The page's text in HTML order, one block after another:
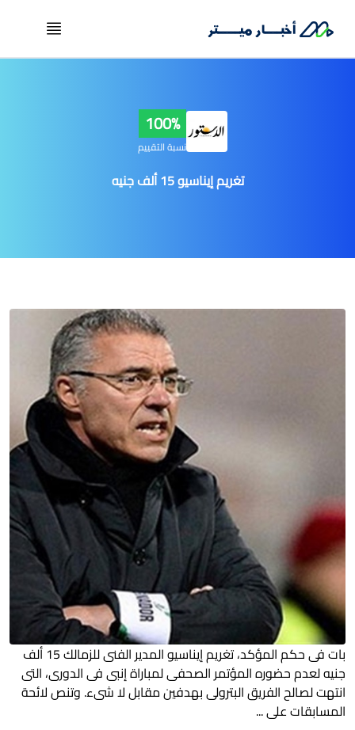
100%
نسبة التقييم
تغريم إيناسيو 15 ألف جنيه
بات فى حكم المؤكد، تغريم إيناسيو المدير الفنى للزمالك 15 ألف
جنيه لعدم حضوره المؤتمر الصحفى لمباراة إنبى فى الدورى، التى
انتهت لصالح الفريق البترولى بهدفين مقابل لا شىء. وتنص لائحة
المسابقات على ...